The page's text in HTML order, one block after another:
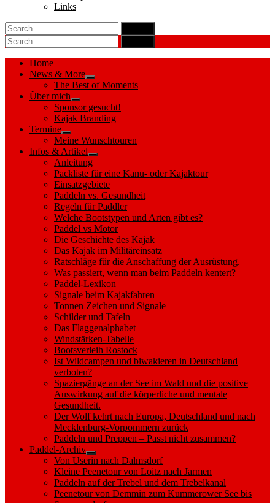
Links
Search
for:
Search
Search
for:
Search
Home
News & More
Show
sub
The Best of Moments
Über mich
Show
sub
menu
Sponsor gesucht!
Kajak Branding
Termine
Show
sub
menu
Meine Wunschtouren
Infos & Artikel
Show
sub
menu
Anleitung
Packliste für eine Kanu- oder Kajaktour
Einsatzgebiete
Paddeln vs. Gesundheit
Regeln für Paddler
Welche Bootstypen und Arten gibt es?
Paddel vs Motor
Die Geschichte des Kajak
Das Kajak im Militäreinsatz
Ratschläge für die Anschaffung der Ausrüstung.
Was passiert, wenn man beim Paddeln kentert?
Paddel-Lexikon
Signale beim Kajakfahren
Tonnen Zeichen und Signale
Schilder und Tafeln
Das Flaggenalphabet
Windstärken-Tabelle
Bootsverleih Rostock
Ist Wildcampen und biwakieren in Deutschland
verboten?
Spaziergänge an der See im Wald und die positive
Auswirkung auf die körperliche und mentale
Gesundheit.
Der Wolf kehrt nach Europa, Deutschland und nach
Mecklenburg-Vorpommern zurück
Paddeln und Preppen – Passt nicht zusammen?
Paddel-Archiv
Show
sub
menu
Von Userin nach Dalmsdorf
Kleine Peenetour von Loitz nach Jarmen
Paddeln auf der Trebel und dem Trebelkanal
Peenetour von Demmin zum Kummerower See bis